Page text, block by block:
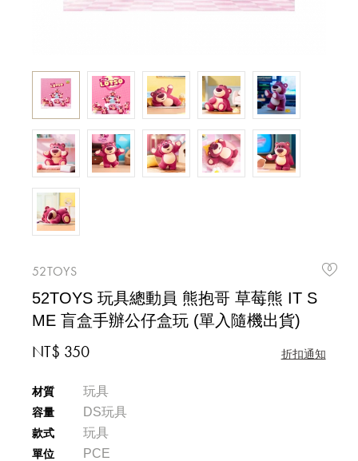
52TOYS
52TOYS 玩具總動員 熊抱哥 草莓熊 IT S
ME 盲盒手辦公仔盒玩 (單入隨機出貨)
NT$ 350 折扣通知
材質 玩具
容量 DS玩具
款式 玩具
單位 PCE